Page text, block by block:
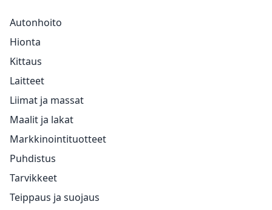
Autonhoito
Hionta
Kittaus
Laitteet
Liimat ja massat
Maalit ja lakat
Markkinointituotteet
Puhdistus
Tarvikkeet
Teippaus ja suojaus